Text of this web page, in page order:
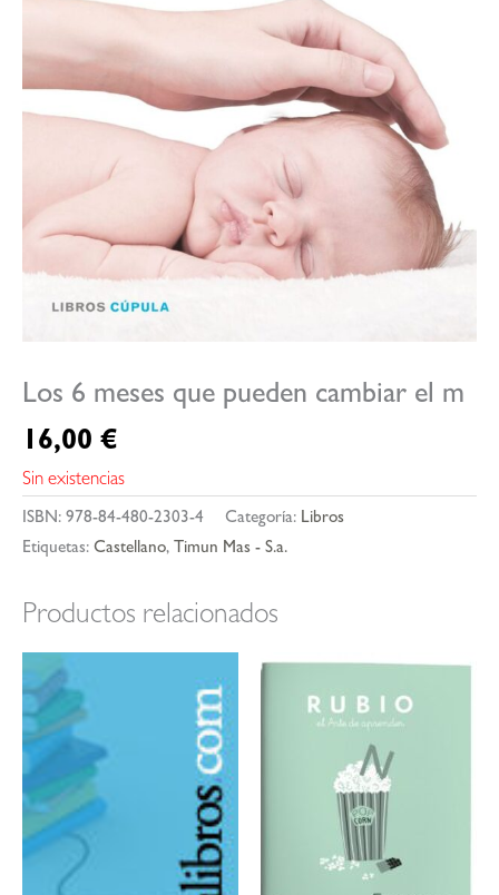
Los 6 meses que pueden cambiar el m
16,00 €
Sin existencias
ISBN: 978-84-480-2303-4 Categoría: Libros
Etiquetas: Castellano, Timun Mas - S.a.
Productos relacionados